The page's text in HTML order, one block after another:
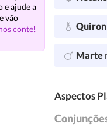
e ajude a
vão
conte! Quiron
Marte
Aspectos